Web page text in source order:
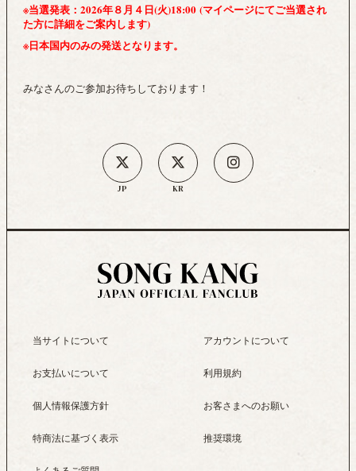
※当選発表：2026年８月４日(火)18:00 (マイページにてご当選され
た方に詳細をご案内します)
※日本国内のみの発送となります。
みなさんのご参加お待ちしております！
JP KR
当サイトについて アカウントについて
お支払いについて 利用規約
個人情報保護方針 お客さまへのお願い
特商法に基づく表示 推奨環境